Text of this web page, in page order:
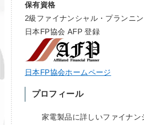
保有資格
2級ファイナンシャル・プランニ
日本FP協会 AFP 登録
日本FP協会ホームページ
プロフィール
家電製品に詳しいファイナン